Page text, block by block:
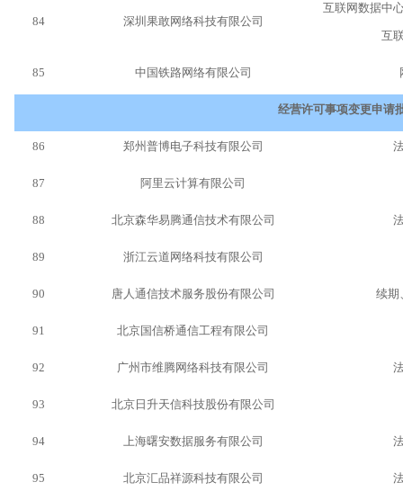
84 深圳果敢网络科技有限公司
互联网数据中
互
85 中国铁路网络有限公司
经营许可事项变更申请
86 郑州普博电子科技有限公司
87 阿里云计算有限公司
88 北京森华易腾通信技术有限公司
89 浙江云道网络科技有限公司
90 唐人通信技术服务股份有限公司 续期
91 北京国信桥通信工程有限公司
92 广州市维腾网络科技有限公司
93 北京日升天信科技股份有限公司
94 上海曙安数据服务有限公司
95 北京汇品祥源科技有限公司